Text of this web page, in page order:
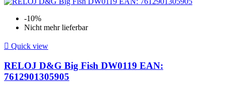
-10%
Nicht mehr lieferbar
 Quick view
RELOJ D&G Big Fish DW0119 EAN:
7612901305905